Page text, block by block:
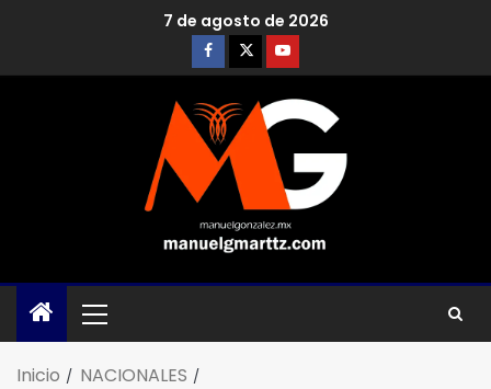
7 de agosto de 2026
Inicio
NACIONALES